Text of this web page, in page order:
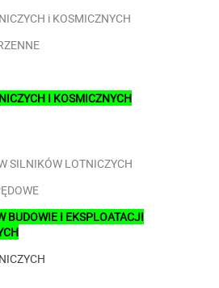
i KOSMICZNYCH
I KOSMICZNYCH
SILNIKÓW LOTNICZYCH
BUDOWIE I EKSPLOATACJI